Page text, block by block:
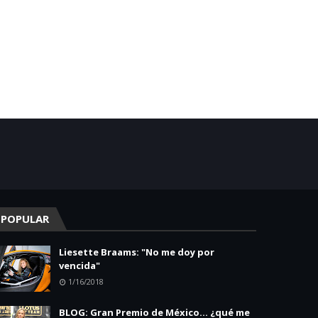
POPULAR
Liesette Braams: "No me doy por
vencida"
1/16/2018
BLOG: Gran Premio de México... ¿qué me